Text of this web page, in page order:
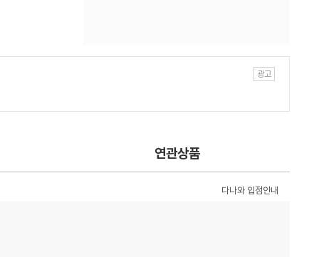
연관상품
다나와 입점안내